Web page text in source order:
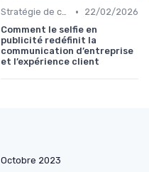
Stratégie de communication d’entreprise •
22/02/2026
Comment le selfie en
publicité redéfinit la
communication d’entreprise
et l’expérience client
Octobre 2023